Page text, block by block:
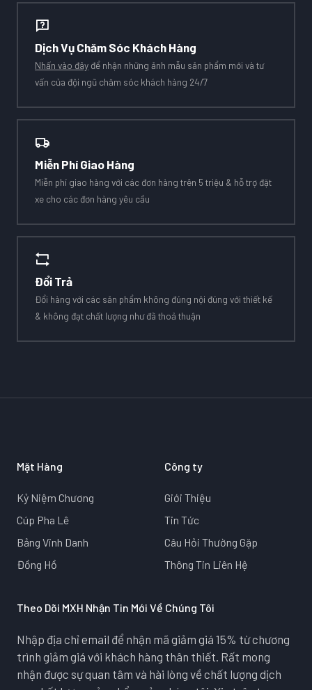
Dịch Vụ Chăm Sóc Khách Hàng
Nhấn vào đây để nhận những ảnh mẫu sản phẩm mới và tư
vấn của đội ngũ chăm sóc khách hàng 24/7
Miễn Phí Giao Hàng
Miễn phí giao hàng với các đơn hàng trên 5 triệu & hỗ trợ đặt
xe cho các đơn hàng yêu cầu
Đổi Trả
Đổi hàng với các sản phẩm không đúng nội đúng với thiết kế
& không đạt chất lượng như đã thoả thuận
Mặt Hàng
Kỷ Niệm Chương
Cúp Pha Lê
Bảng Vinh Danh
Đồng Hồ
Công ty
Giới Thiệu
Tin Tức
Câu Hỏi Thường Gặp
Thông Tin Liên Hệ
Theo Dõi MXH Nhận Tin Mới Về Chúng Tôi
Nhập địa chỉ email để nhận mã giảm giá 15% từ chương
trình giảm giá với khách hàng thân thiết. Rất mong
nhận được sự quan tâm và hài lòng về chất lượng dịch